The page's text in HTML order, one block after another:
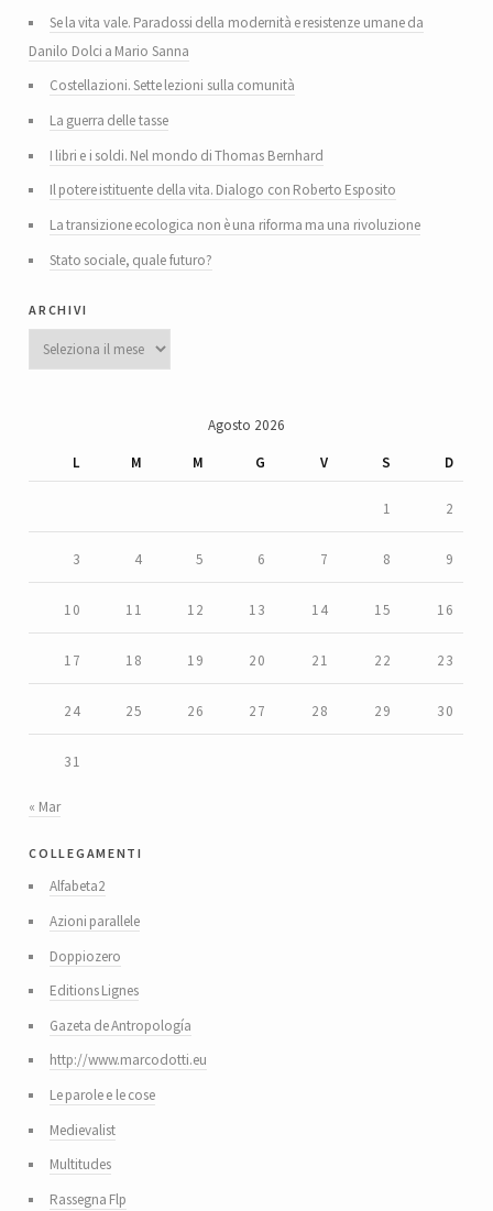
Se la vita vale. Paradossi della modernità e resistenze umane da
Danilo Dolci a Mario Sanna
Costellazioni. Sette lezioni sulla comunità
La guerra delle tasse
I libri e i soldi. Nel mondo di Thomas Bernhard
Il potere istituente della vita. Dialogo con Roberto Esposito
La transizione ecologica non è una riforma ma una rivoluzione
Stato sociale, quale futuro?
archivi
Archivi
Agosto 2026
L
M M G V S D
1 2
3 4 5 6 7 8 9
10 11 12 13 14 15 16
17 18 19 20 21 22 23
24 25 26 27 28 29 30
31
« Mar
collegamenti
Alfabeta2
Azioni parallele
Doppiozero
Editions Lignes
Gazeta de Antropología
http://www.marcodotti.eu
Le parole e le cose
Medievalist
Multitudes
Rassegna Flp